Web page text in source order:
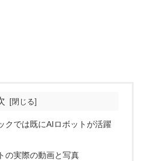
クでは既にAIロボットが活躍
の実際の動画と写真